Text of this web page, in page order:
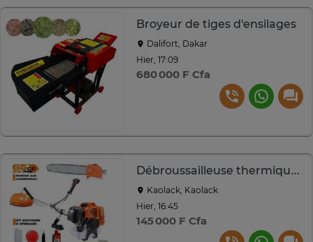
Broyeur de tiges d'ensilages
Dalifort, Dakar
Hier, 17:09
680 000 F Cfa
Débroussailleuse thermique 52cc
Kaolack, Kaolack
Hier, 16:45
145 000 F Cfa